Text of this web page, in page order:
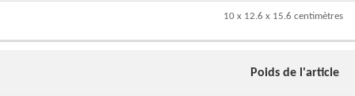
10 x 12.6 x 15.6 centimètres
Poids de l'article